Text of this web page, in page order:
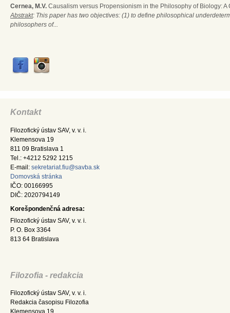
Cernea, M.V. Causalism versus Propensionism in the Philosophy of Biology:
Abstrakt: This paper has two objectives: (1) to define philosophical
philosophers of...
Kontakt
Filozofický ústav SAV, v. v. i.
Klemensova 19
811 09 Bratislava 1
Tel.: +4212 5292 1215
E-mail: sekretariat.fiu@savba.sk
Domovská stránka
IČO: 00166995
DIČ: 2020794149
Korešpondenčná adresa:
Filozofický ústav SAV, v. v. i.
P. O. Box 3364
813 64 Bratislava
Filozofia - redakcia
Filozofický ústav SAV, v. v. i.
Redakcia časopisu Filozofia